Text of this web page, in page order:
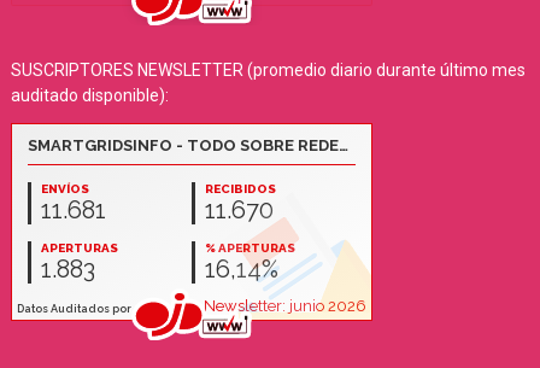
SUSCRIPTORES NEWSLETTER (promedio diario durante último mes
auditado disponible):